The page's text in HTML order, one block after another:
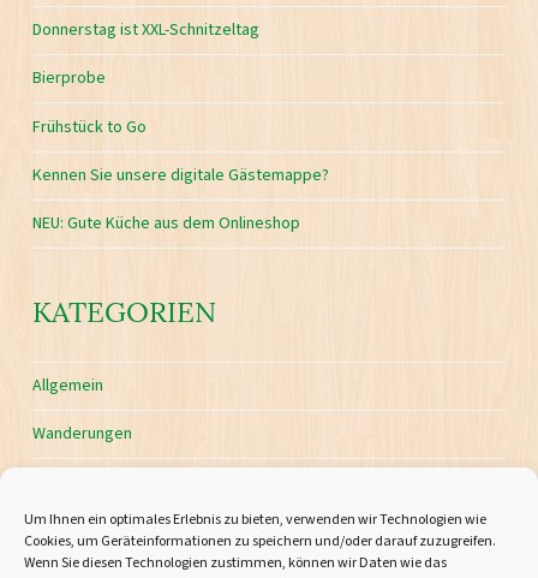
Um Ihnen ein optimales Erlebnis zu bieten, verwenden wir Technologien wie
Cookies, um Geräteinformationen zu speichern und/oder darauf zuzugreifen.
Wenn Sie diesen Technologien zustimmen, können wir Daten wie das
Donnerstag ist XXL-Schnitzeltag
Bierprobe
Frühstück to Go
Kennen Sie unsere digitale Gästemappe?
NEU: Gute Küche aus dem Onlineshop
KATEGORIEN
Allgemein
Wanderungen